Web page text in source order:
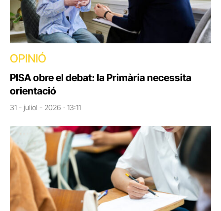
OPINIÓ
PISA obre el debat: la Primària necessita
orientació
31 - juliol - 2026 · 13:11